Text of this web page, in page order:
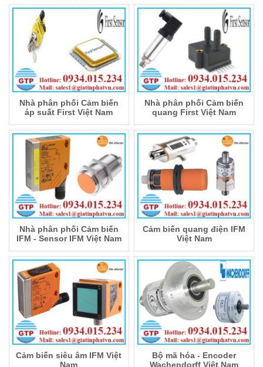
Nhà phân phối Cảm biến
áp suất First Việt Nam
Nhà phân phối Cảm biến
quang First Việt Nam
Nhà phân phối Cảm biến
IFM - Sensor IFM Việt Nam
Cảm biến quang điện IFM
Việt Nam
Cảm biến siêu âm IFM Việt
Nam
Bộ mã hóa - Encoder
Wachendorff Việt Nam